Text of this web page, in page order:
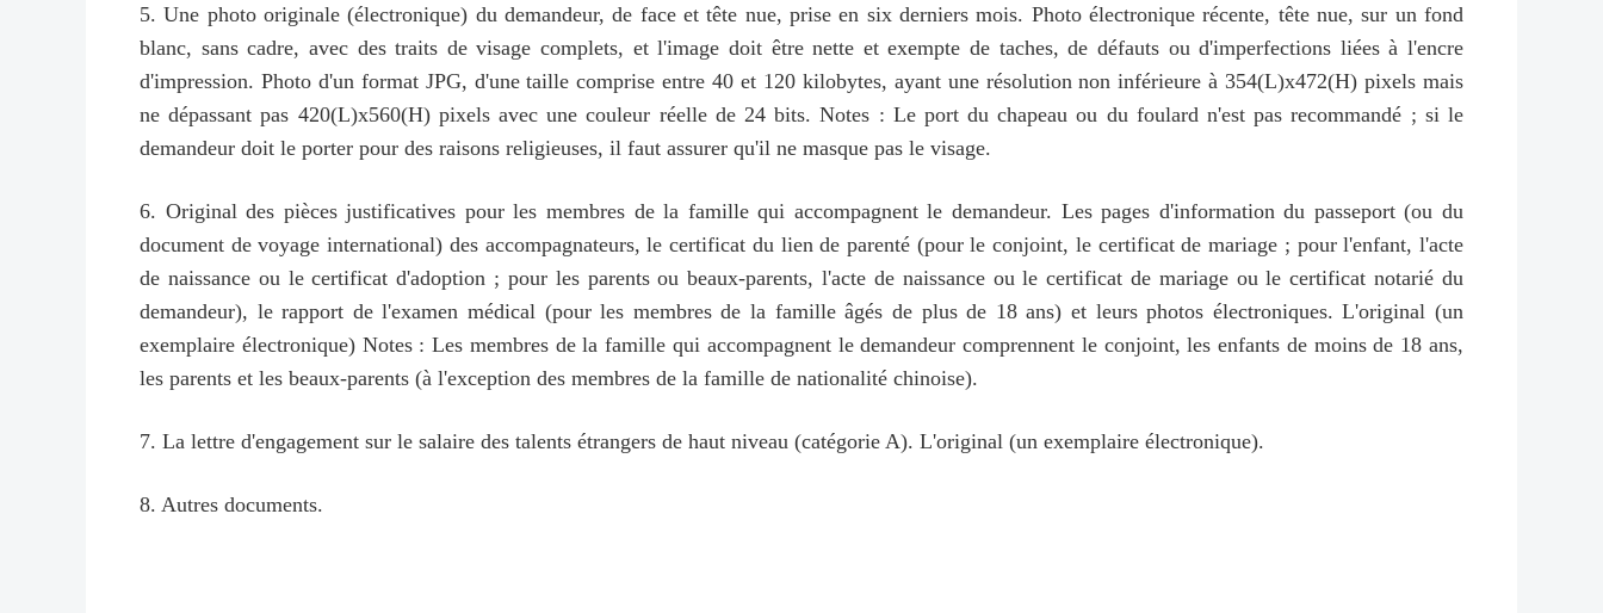
5. Une photo originale (électronique) du demandeur, de face et tête nue, prise en six derniers mois. Photo électronique récente, tête nue, sur un fond
blanc, sans cadre, avec des traits de visage complets, et l'image doit être nette et exempte de taches, de défauts ou d'imperfections liées à l'encre
d'impression. Photo d'un format JPG, d'une taille comprise entre 40 et 120 kilobytes, ayant une résolution non inférieure à 354(L)x472(H) pixels mais
ne dépassant pas 420(L)x560(H) pixels avec une couleur réelle de 24 bits. Notes : Le port du chapeau ou du foulard n'est pas recommandé ; si le
demandeur doit le porter pour des raisons religieuses, il faut assurer qu'il ne masque pas le visage.
6. Original des pièces justificatives pour les membres de la famille qui accompagnent le demandeur. Les pages d'information du passeport (ou du
document de voyage international) des accompagnateurs, le certificat du lien de parenté (pour le conjoint, le certificat de mariage ; pour l'enfant, l'acte
de naissance ou le certificat d'adoption ; pour les parents ou beaux-parents, l'acte de naissance ou le certificat de mariage ou le certificat notarié du
demandeur), le rapport de l'examen médical (pour les membres de la famille âgés de plus de 18 ans) et leurs photos électroniques. L'original (un
exemplaire électronique) Notes : Les membres de la famille qui accompagnent le demandeur comprennent le conjoint, les enfants de moins de 18 ans,
les parents et les beaux-parents (à l'exception des membres de la famille de nationalité chinoise).
7. La lettre d'engagement sur le salaire des talents étrangers de haut niveau (catégorie A). L'original (un exemplaire électronique).
8. Autres documents.